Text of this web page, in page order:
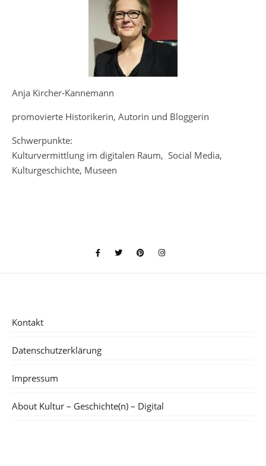
Anja Kircher-Kannemann
promovierte Historikerin, Autorin und Bloggerin
Schwerpunkte:
Kulturvermittlung im digitalen Raum, Social Media,
Kulturgeschichte, Museen
Kontakt
Datenschutzerklärung
Impressum
About Kultur – Geschichte(n) – Digital